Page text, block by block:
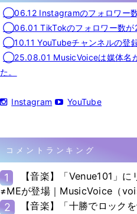
◯06.12 Instagramのフォロワー数
◯06.01 TikTokのフォロワー数が2
◯10.11 YouTubeチャンネルの登
◯25.08.01 MusicVoiceは媒体名
た。
Instagram YouTube
コメントランキング
1
【音楽】「Venue101」
≠MEが登場｜MusicVoice（
2
【音楽】「十勝でロック